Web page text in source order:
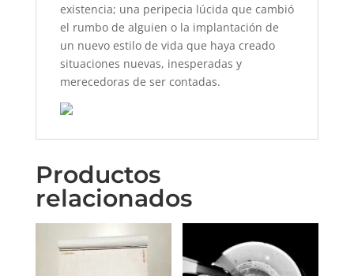
existencia; una peripecia lúcida que cambió
el rumbo de alguien o la implantación de
un nuevo estilo de vida que haya creado
situaciones nuevas, inesperadas y
merecedoras de ser contadas.
Productos
relacionados